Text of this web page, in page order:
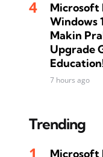
Microsoft
Windows
Makin
Upgrade
7 hours ago
Trending
Microsoft